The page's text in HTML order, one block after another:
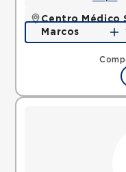
Centro Médico
Marcos
Rua Sao Rafael,
Mapa